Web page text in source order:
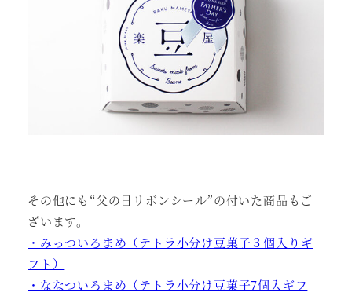
その他にも“父の日リボンシール”の付いた商品もご
ざいます。
・みっついろまめ（テトラ小分け豆菓子３個入りギ
フト）
・ななついろまめ（テトラ小分け豆菓子7個入ギフ